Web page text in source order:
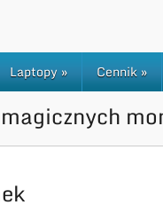
Laptopy» Cennik»